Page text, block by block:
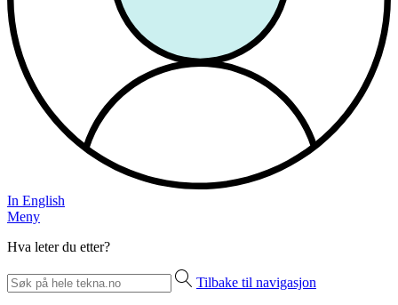
In English
Meny
Hva leter du etter?
Tilbake til navigasjon